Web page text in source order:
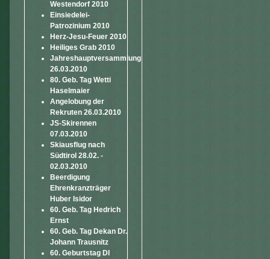
Westendorf 2010
Einsiedelei-
Patrozinium 2010
Herz-Jesu-Feuer 2010
Heiliges Grab 2010
Jahreshauptversammlung
26.03.2010
80. Geb. Tag Wetti
Haselmaier
Angelobung der
Rekruten 26.03.2010
JS-Skirennen
07.03.2010
Skiausflug nach
Südtirol 28.02. -
02.03.2010
Beerdigung
Ehrenkranzträger
Huber Isidor
60. Geb. Tag Hedrich
Ernst
60. Geb. Tag Dekan Dr.
Johann Trausnitz
60. Geburtstag DI